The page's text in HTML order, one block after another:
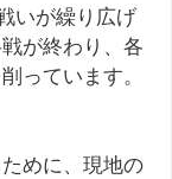
いが繰り広げ
が終わり、各
っています。
めに、現地の